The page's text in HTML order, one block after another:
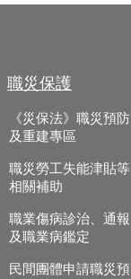
職災保護
《災保法》職災預防
及重建專區
職災勞工失能津貼等
相關補助
職業傷病診治、通報
及職業病鑑定
民間團體申請職災預